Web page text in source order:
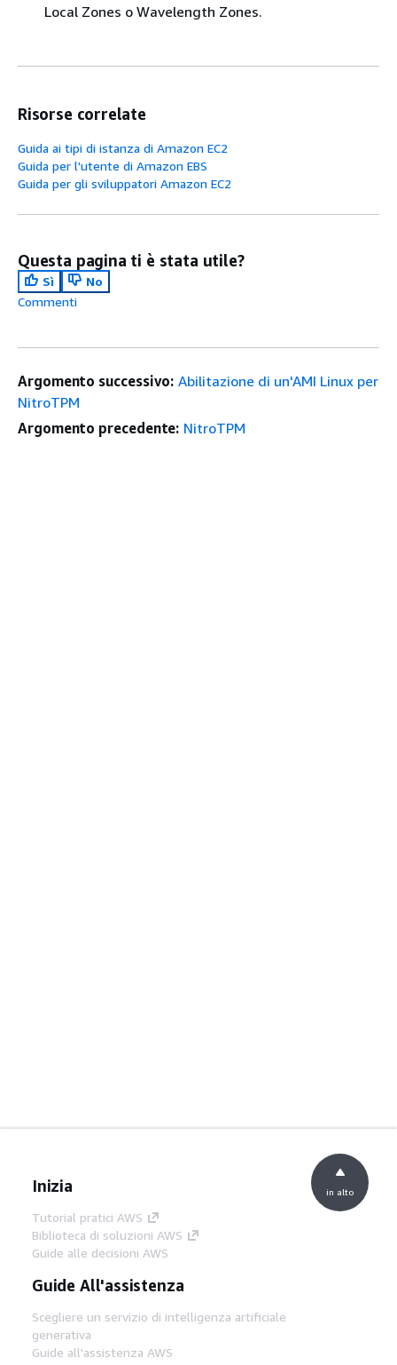
Local Zones o Wavelength Zones.
Risorse correlate
Guida ai tipi di istanza di Amazon EC2
Guida per l'utente di Amazon EBS
Guida per gli sviluppatori Amazon EC2
Questa pagina ti è stata utile?
Sì
No
Commenti
Argomento successivo: Abilitazione di un'AMI Linux per
NitroTPM
Argomento precedente: NitroTPM
Inizia
Tutorial pratici AWS
Biblioteca di soluzioni AWS
Guide alle decisioni AWS
Guide All'assistenza
Scegliere un servizio di intelligenza artificiale
generativa
Guide all'assistenza AWS
in alto